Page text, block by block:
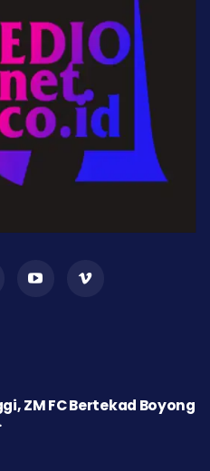
ZM FC Bertekad Boyong